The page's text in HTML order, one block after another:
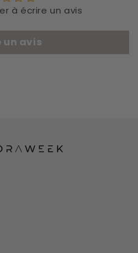
à écrire un avis
un avis